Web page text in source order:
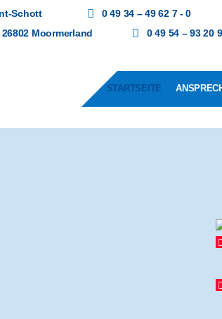
Schott 0 49 34 – 49 62 7 - 0
Moormerland
0 49 54 – 93 20
STARTSEITE